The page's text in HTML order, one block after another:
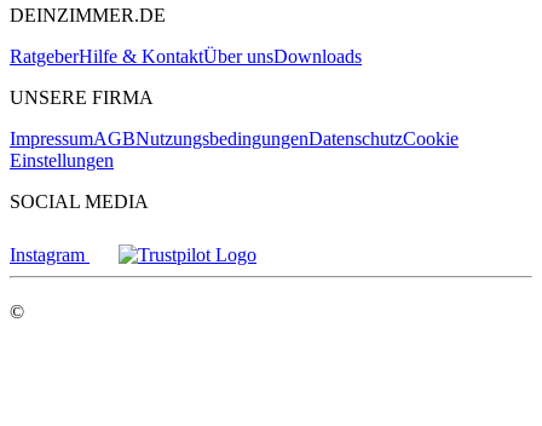
DEINZIMMER.DE
RatgeberHilfe & KontaktÜber unsDownloads
UNSERE FIRMA
ImpressumAGBNutzungsbedingungenDatenschutzCookie
Einstellungen
SOCIAL MEDIA
Instagram
©